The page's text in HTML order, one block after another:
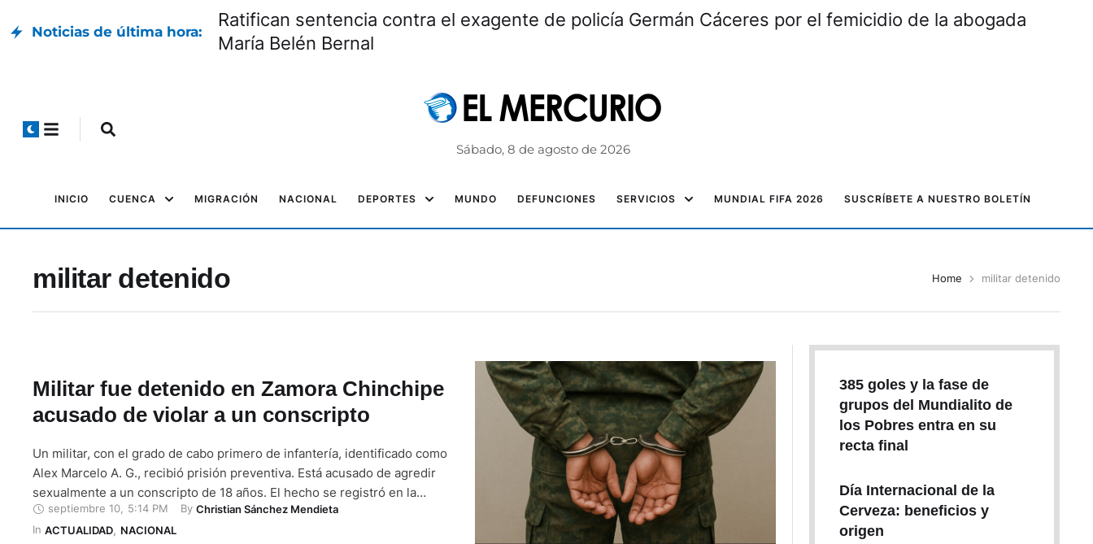
Noticias de última hora:
Ratifican sentencia contra el exagente de policía Germán Cáceres por el femicidio de la abogada
María Belén Bernal
Sábado, 8 de agosto de 2026
INICIO CUENCA MIGRACIÓN NACIONAL DEPORTES MUNDO DEFUNCIONES SERVICIOS MUNDIAL FIFA 2026 SUSCRÍBETE A NUESTRO BOLETÍN
militar detenido Home militar detenido
Militar fue detenido en Zamora Chinchipe
acusado de violar a un conscripto
Un militar, con el grado de cabo primero de infantería, identificado como
Alex Marcelo A. G., recibió prisión preventiva. Está acusado de agredir
sexualmente a un conscripto de 18 años. El hecho se registró en la
provincia de Zamora Chinchipe. Según la investigación liderada por la
Fiscalía de esta jurisdicción, el procesado habría utilizado el …
septiembre 10 5:14 PM By Christian Sánchez Mendieta
In ACTUALIDAD, NACIONAL
385 goles y la fase de
grupos del Mundialito de
los Pobres entra en su
recta final
Día Internacional de la
Cerveza: beneficios y
origen